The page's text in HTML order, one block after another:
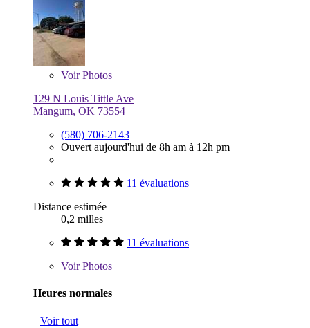
VoirPhotos
129 N Louis Tittle Ave
Mangum, OK 73554
(580) 706-2143
Ouvert aujourd'hui de 8h am à 12h pm
11 évaluations
Distance estimée
0,2 milles
11 évaluations
VoirPhotos
Heures normales
Voir tout